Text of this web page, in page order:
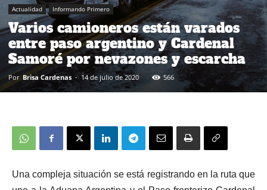
Actualidad Informando Primero
Varios camioneros están varados
entre paso argentino y Cardenal
Samoré por nevazones y escarcha
Por Brisa Cardenas - 14 de julio de 2020 566
Una compleja situación se está registrando en la ruta que